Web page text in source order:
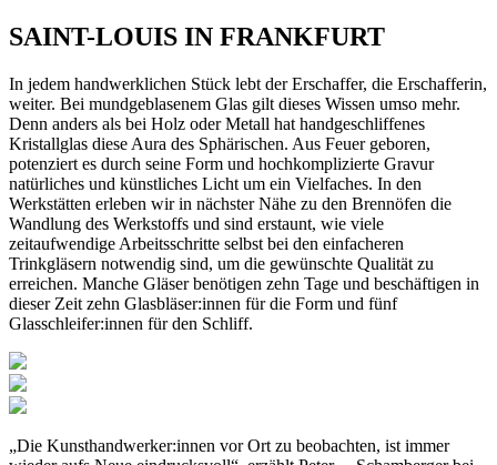
SAINT-LOUIS IN FRANKFURT
In jedem handwerklichen Stück lebt der Erschaffer, die Erschafferin,
weiter. Bei mundgeblasenem Glas gilt dieses Wissen umso mehr.
Denn anders als bei Holz oder Metall hat handgeschliffenes
Kristallglas diese Aura des Sphärischen. Aus Feuer geboren,
potenziert es durch seine Form und hochkomplizierte Gravur
natürliches und künstliches Licht um ein Vielfaches. In den
Werkstätten erleben wir in nächster Nähe zu den Brennöfen die
Wandlung des Werkstoffs und sind erstaunt, wie viele
zeitaufwendige Arbeitsschritte selbst bei den einfacheren
Trinkgläsern notwendig sind, um die gewünschte Qualität zu
erreichen. Manche Gläser benötigen zehn Tage und beschäftigen in
dieser Zeit zehn Glasbläser:innen für die Form und fünf
Glasschleifer:innen für den Schliff.
„Die Kunsthandwerker:innen vor Ort zu beobachten, ist immer